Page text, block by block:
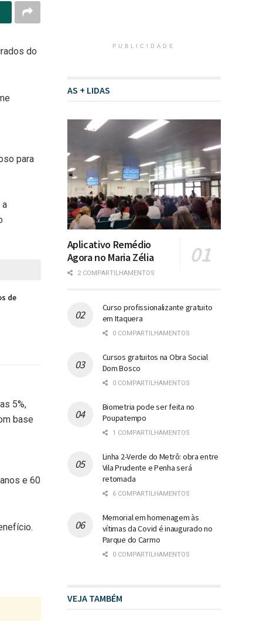
do
para
a
de
5%,
base
e 60
PUBLICIDADE
AS + LIDAS
Aplicativo Remédio
Agora no Maria Zélia
2 COMPARTILHAMENTOS
Curso profissionalizante gratuito
em Itaquera
0 COMPARTILHAMENTOS
Cursos gratuitos na Obra Social
Dom Bosco
0 COMPARTILHAMENTOS
Biometria pode ser feita no
Poupatempo
1 COMPARTILHAMENTOS
Linha 2-Verde do Metrô: obra entre
Vila Prudente e Penha será
retomada
6 COMPARTILHAMENTOS
Memorial em homenagem às
vítimas da Covid é inaugurado no
Parque do Carmo
0 COMPARTILHAMENTOS
VEJA TAMBÉM